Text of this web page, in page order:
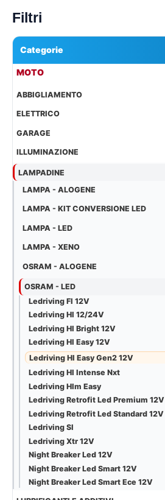
Filtri
Categorie
MOTO
ABBIGLIAMENTO
ELETTRICO
GARAGE
ILLUMINAZIONE
LAMPADINE
LAMPA - ALOGENE
LAMPA - KIT CONVERSIONE LED
LAMPA - LED
LAMPA - XENO
OSRAM - ALOGENE
OSRAM - LED
Ledriving Fl 12V
Ledriving Hl 12/24V
Ledriving Hl Bright 12V
Ledriving Hl Easy 12V
Ledriving Hl Easy Gen2 12V
Ledriving Hl Intense Nxt
Ledriving Hlm Easy
Ledriving Retrofit Led Premium 12V
Ledriving Retrofit Led Standard 12V
Ledriving Sl
Ledriving Xtr 12V
Night Breaker Led 12V
Night Breaker Led Smart 12V
Night Breaker Led Smart Ece 12V